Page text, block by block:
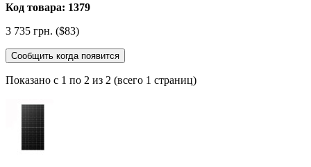
Код товара: 1379
3 735 грн. ($83)
Сообщить когда появится
Показано с 1 по 2 из 2 (всего 1 страниц)